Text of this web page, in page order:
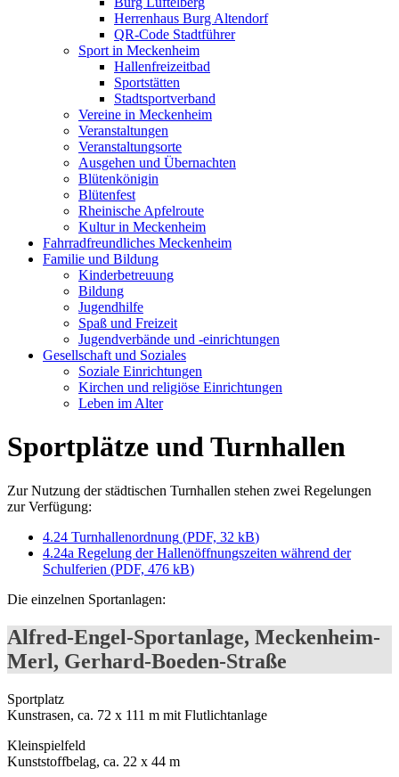
Herrenhaus Burg Altendorf
QR-Code Stadtführer
Sport in Meckenheim
Hallenfreizeitbad
Sportstätten
Stadtsportverband
Vereine in Meckenheim
Veranstaltungen
Veranstaltungsorte
Ausgehen und Übernachten
Blütenkönigin
Blütenfest
Rheinische Apfelroute
Kultur in Meckenheim
Fahrradfreundliches Meckenheim
Familie und Bildung
Kinderbetreuung
Bildung
Jugendhilfe
Spaß und Freizeit
Jugendverbände und -einrichtungen
Gesellschaft und Soziales
Soziale Einrichtungen
Kirchen und religiöse Einrichtungen
Leben im Alter
Sportplätze und Turnhallen
Zur Nutzung der städtischen Turnhallen stehen zwei Regelungen
zur Verfügung:
4.24 Turnhallenordnung (PDF, 32 kB)
4.24a Regelung der Hallenöffnungszeiten während der
Schulferien (PDF, 476 kB)
Die einzelnen Sportanlagen:
Alfred-Engel-Sportanlage, Meckenheim-
Merl, Gerhard-Boeden-Straße
Sportplatz
Kunstrasen, ca. 72 x 111 m mit Flutlichtanlage
Kleinspielfeld
Kunststoffbelag, ca. 22 x 44 m